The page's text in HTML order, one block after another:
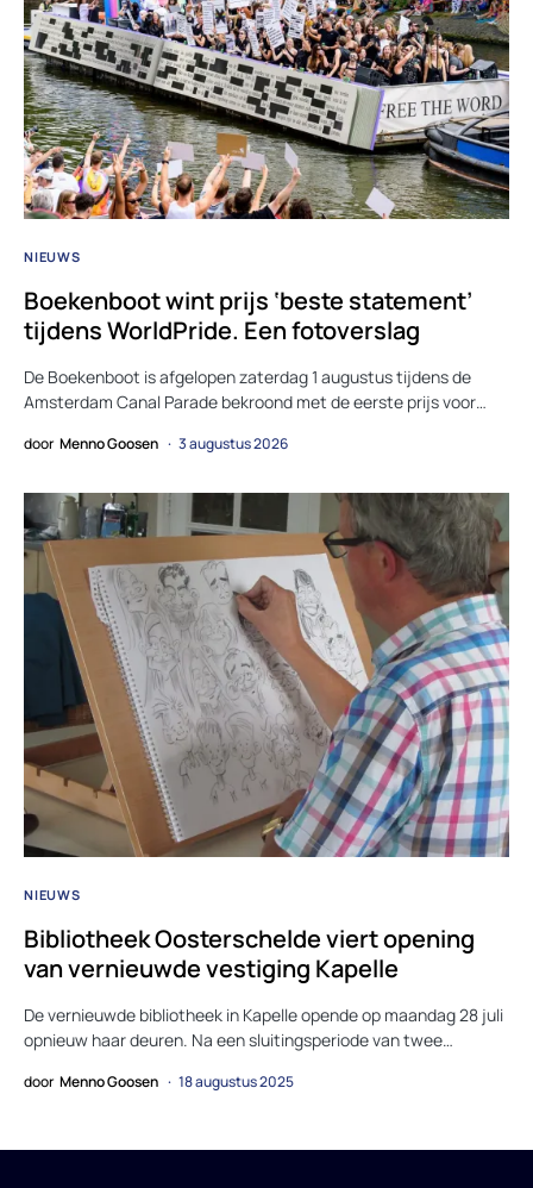
NIEUWS
Boekenboot wint prijs ‘beste statement’
tijdens WorldPride. Een fotoverslag
De Boekenboot is afgelopen zaterdag 1 augustus tijdens de
Amsterdam Canal Parade bekroond met de eerste prijs voor…
door Menno Goosen 3 augustus 2026
NIEUWS
Bibliotheek Oosterschelde viert opening
van vernieuwde vestiging Kapelle
De vernieuwde bibliotheek in Kapelle opende op maandag 28 juli
opnieuw haar deuren. Na een sluitingsperiode van twee…
door Menno Goosen 18 augustus 2025